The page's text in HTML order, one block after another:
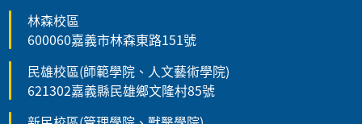
林森校區
600060嘉義市林森東路151號
民雄校區(師範學院、人文藝術學院)
621302嘉義縣民雄鄉文隆村85號